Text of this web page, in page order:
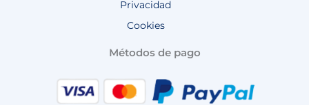
Privacidad
Cookies
Métodos de pago